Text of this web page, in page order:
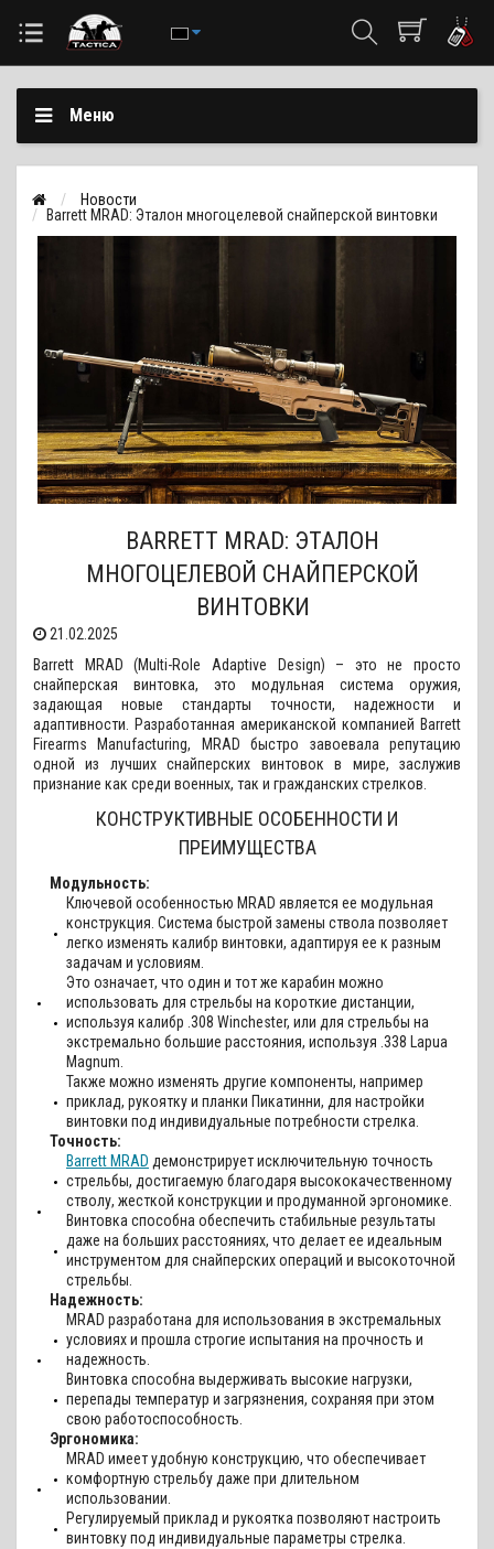
Меню
Новости
Barrett MRAD: Эталон многоцелевой снайперской винтовки
BARRETT MRAD: ЭТАЛОН
МНОГОЦЕЛЕВОЙ СНАЙПЕРСКОЙ
ВИНТОВКИ
21.02.2025
Barrett MRAD (Multi-Role Adaptive Design) – это не просто
снайперская винтовка, это модульная система оружия,
задающая новые стандарты точности, надежности и
адаптивности. Разработанная американской компанией Barrett
Firearms Manufacturing, MRAD быстро завоевала репутацию
одной из лучших снайперских винтовок в мире, заслужив
признание как среди военных, так и гражданских стрелков.
КОНСТРУКТИВНЫЕ ОСОБЕННОСТИ И
ПРЕИМУЩЕСТВА
Модульность:
Ключевой особенностью MRAD является ее модульная
конструкция. Система быстрой замены ствола позволяет
легко изменять калибр винтовки, адаптируя ее к разным
задачам и условиям.
Это означает, что один и тот же карабин можно
использовать для стрельбы на короткие дистанции,
используя калибр .308 Winchester, или для стрельбы на
экстремально большие расстояния, используя .338 Lapua
Magnum.
Также можно изменять другие компоненты, например
приклад, рукоятку и планки Пикатинни, для настройки
винтовки под индивидуальные потребности стрелка.
Точность:
Barrett MRAD демонстрирует исключительную точность
стрельбы, достигаемую благодаря высококачественному
стволу, жесткой конструкции и продуманной эргономике.
Винтовка способна обеспечить стабильные результаты
даже на больших расстояниях, что делает ее идеальным
инструментом для снайперских операций и высокоточной
стрельбы.
Надежность:
MRAD разработана для использования в экстремальных
условиях и прошла строгие испытания на прочность и
надежность.
Винтовка способна выдерживать высокие нагрузки,
перепады температур и загрязнения, сохраняя при этом
свою работоспособность.
Эргономика:
MRAD имеет удобную конструкцию, что обеспечивает
комфортную стрельбу даже при длительном
использовании.
Регулируемый приклад и рукоятка позволяют настроить
винтовку под индивидуальные параметры стрелка.